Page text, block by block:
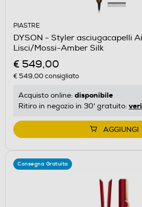
PIASTRE
DYSON - Styler asciugacapelli
Lisci/Mossi-Amber Silk
€ 549,00
€ 549,00consigliato
Acquisto online: disponibile
Ritiro in negozio in 30' gratuito:
AGGIUNGI
Consegna Gratuita